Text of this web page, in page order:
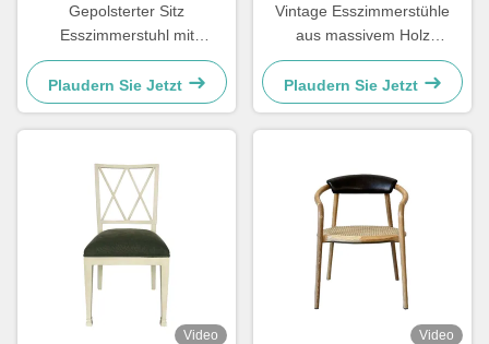
Gepolsterter Sitz
Esszimmerstuhl mit
gewebter Rückenlehne,
leicht zu reinigen, bequem
für das Esszimmer
Plaudern Sie Jetzt
Vintage Esszimmerstühle
aus massivem Holz
48×57×105,5 cm, weich mit
geschnitztem Leiter-Rücken
Plaudern Sie Jetzt
Video Video